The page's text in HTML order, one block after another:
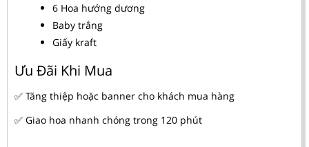
6 Hoa hướng dương
Baby trắng
Giấy kraft
Ưu Đãi Khi Mua
✅ Tăng thiệp hoặc banner cho khách mua hàng
✅ Giao hoa nhanh chóng trong 120 phút